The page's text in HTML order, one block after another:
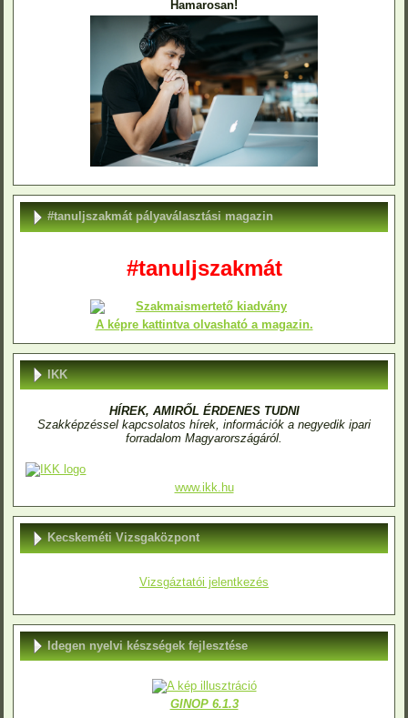
Hamarosan!
#tanuljszakmát pályaválasztási magazin
#tanuljszakmát
A képre kattintva olvasható a magazin.
IKK
HÍREK, AMIRŐL ÉRDENES TUDNI
Szakképzéssel kapcsolatos hírek, információk a negyedik ipari
forradalom Magyarországáról.
www.ikk.hu
Kecskeméti Vizsgaközpont
Vizsgáztatói jelentkezés
Idegen nyelvi készségek fejlesztése
GINOP 6.1.3